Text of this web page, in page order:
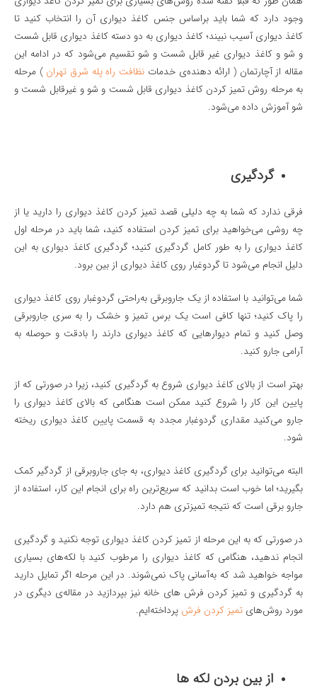
وجود دارد که شما باید براساس جنس کاغذ دیواری آن را انتخاب کنید تا
کاغذ دیواری آسیب نبیند؛ کاغذ دیواری به دو دسته کاغذ دیواری قابل شست
و شو و کاغذ دیواری غیر قابل شست و شو تقسیم می‌شود که در ادامه این
مقاله از آچارتمان ( ارائه دهنده‌ی خدمات نظافت راه پله شرق تهران ) مرحله
به مرحله روش تمیز کردن کاغذ دیواری قابل شست و شو و غیرقابل شست و
شو آموزش داده می‌شود.
گردگیری
فرقی ندارد که شما به چه دلیلی قصد تمیز کردن کاغذ دیواری را دارید یا از
چه روشی می‌خواهید برای تمیز کردن استفاده کنید، شما باید در مرحله اول
کاغذ دیواری را به طور کامل گردگیری کنید؛ گردگیری کاغذ دیواری به این
دلیل انجام می‌شود تا گردوغبار روی کاغذ دیواری از بین برود.
شما می‌توانید با استفاده از یک جاروبرقی به‌راحتی گردوغبار روی کاغذ دیواری
را پاک کنید؛ تنها کافی است یک برس تمیز و خشک را به سری جاروبرقی
وصل کنید و تمام دیوارهایی که کاغذ دیواری دارند را بادقت و حوصله به
آرامی جارو کنید.
بهتر است از بالای کاغذ دیواری شروع به گردگیری کنید، زیرا در صورتی که از
پایین این کار را شروع کنید ممکن است هنگامی که بالای کاغذ دیواری را
جارو می‌کنید مقداری گردوغبار مجدد به قسمت پایین کاغذ دیواری ریخته
شود.
البته می‌توانید برای گردگیری کاغذ دیواری، به جای جاروبرقی از گردگیر کمک
بگیرید؛ اما خوب است بدانید که سریع‌ترین راه برای انجام این کار، استفاده از
جارو برقی است که نتیجه تمیزتری هم دارد.
در صورتی که به این مرحله از تمیز کردن کاغذ دیواری توجه نکنید و گردگیری
انجام ندهید، هنگامی که کاغذ دیواری را مرطوب کنید با لکه‌های بسیاری
مواجه خواهید شد که به‌آسانی پاک نمی‌شوند. در این مرحله اگر تمایل دارید
به گردگیری و تمیز کردن فرش های خانه نیز بپردازید در مقاله‌ی دیگری در
مورد روش‌های تمیز کردن فرش پرداخته‌ایم.
از بین بردن لکه ها